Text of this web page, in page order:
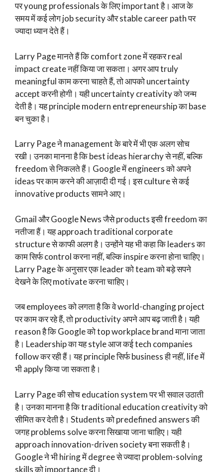
पर young professionals के लिए important है। आज के
समय में कई लोग job security और stable career path पर
ज्यादा ध्यान देते हैं।
Larry Page मानते हैं कि comfort zone में रहकर real
impact create नहीं किया जा सकता। अगर आप truly
meaningful काम करना चाहते हैं, तो आपको uncertainty
accept करनी होगी। यही uncertainty creativity को जन्म
देती है। यह principle modern entrepreneurship का base
बन चुका है।
Larry Page ने management के बारे में भी एक अलग सोच
रखी। उनका मानना है कि best ideas hierarchy से नहीं, बल्कि
freedom से निकलते हैं। Google में engineers को अपने
ideas पर काम करने की आज़ादी दी गई। इस culture से कई
innovative products सामने आए।
Gmail और Google News जैसे products इसी freedom का
नतीजा हैं। यह approach traditional corporate
structure से काफी अलग है। उन्होंने यह भी कहा कि leaders का
काम सिर्फ control करना नहीं, बल्कि inspire करना होना चाहिए।
Larry Page के अनुसार एक leader को team को बड़े सपने
देखने के लिए motivate करना चाहिए।
जब employees को लगता है कि वे world-changing project
पर काम कर रहे हैं, तो productivity अपने आप बढ़ जाती है। यही
reason है कि Google को top workplace brand माना जाता
है। Leadership का यह style आज कई tech companies
follow कर रही हैं। यह principle सिर्फ business ही नहीं, life में
भी apply किया जा सकता है।
Larry Page की सोच education system पर भी सवाल उठाती
है। उनका मानना है कि traditional education creativity को
सीमित कर देती है। Students को predefined answers की
जगह problems solve करना सिखाया जाना चाहिए। यही
approach innovation-driven society बना सकती है।
Google ने भी hiring में degree से ज्यादा problem-solving
skills को importance दी।